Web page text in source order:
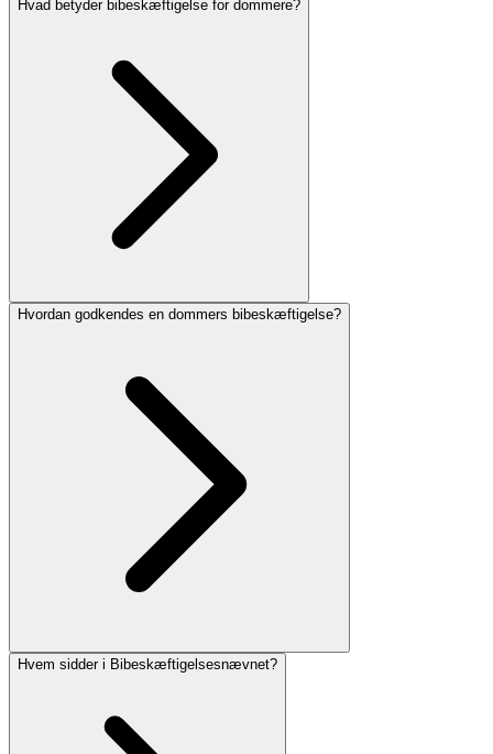
Hvad betyder bibeskæftigelse for dommere?
Hvordan godkendes en dommers bibeskæftigelse?
Hvem sidder i Bibeskæftigelsesnævnet?